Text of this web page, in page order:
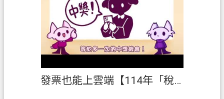
發票也能上雲端【114年「稅創藝」租稅短片創作競賽】第2名